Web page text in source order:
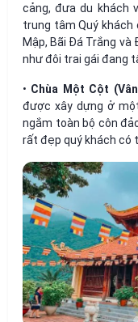
cảng, đưa du khách
trung tâm Quý khách
Mập, Bãi Đá Trắng
như đôi trai gái đang
• Chùa Một Cột
được xây dựng ở
ngắm toàn bộ côn
rất đẹp quý khách có